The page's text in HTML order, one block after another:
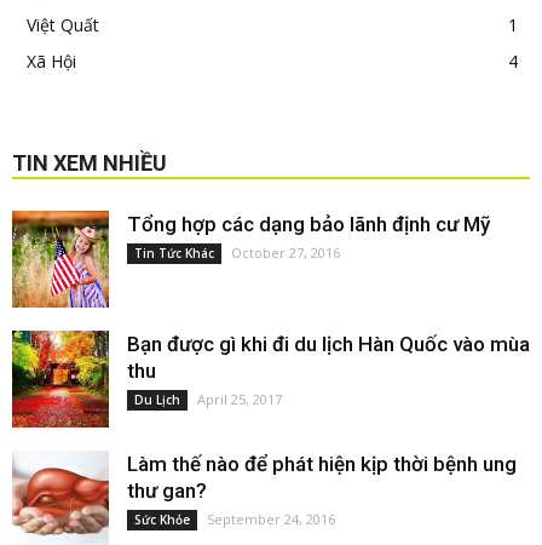
Việt Quất
1
Xã Hội
4
TIN XEM NHIỀU
Tổng hợp các dạng bảo lãnh định cư Mỹ
Tin Tức Khác October 27, 2016
Bạn được gì khi đi du lịch Hàn Quốc vào mùa
thu
Du Lịch April 25, 2017
Làm thế nào để phát hiện kịp thời bệnh ung
thư gan?
Sức Khỏe September 24, 2016